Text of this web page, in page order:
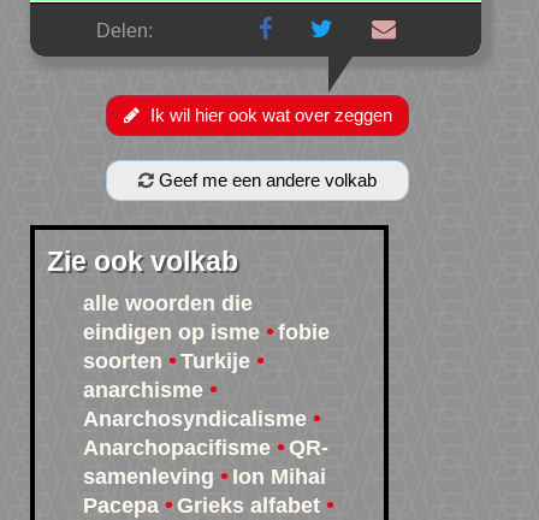
Delen:
Ik wil hier ook wat over zeggen
Geef me een andere volkab
Zie ook volkab
alle woorden die
eindigen op isme
fobie
soorten
Turkije
anarchisme
Anarchosyndicalisme
Anarchopacifisme
QR-
samenleving
Ion Mihai
Pacepa
Grieks alfabet